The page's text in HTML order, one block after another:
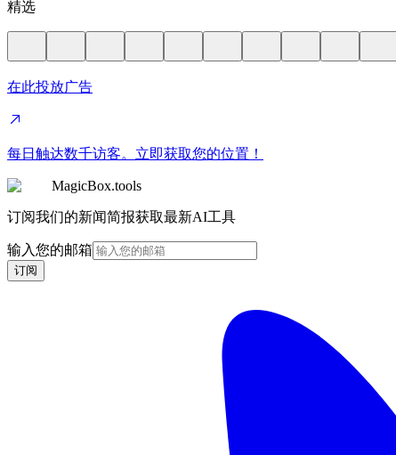
精选
在此投放广告
每日触达数千访客。立即获取您的位置！
MagicBox.tools
订阅我们的新闻简报获取最新AI工具
输入您的邮箱
订阅